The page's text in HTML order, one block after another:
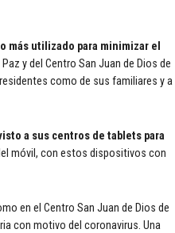
más utilizado para minimizar el
y del Centro San Juan de Dios de
como de sus familiares y a
a sus centros de tablets para
móvil, con estos dispositivos con
en el Centro San Juan de Dios de
con motivo del coronavirus. Una